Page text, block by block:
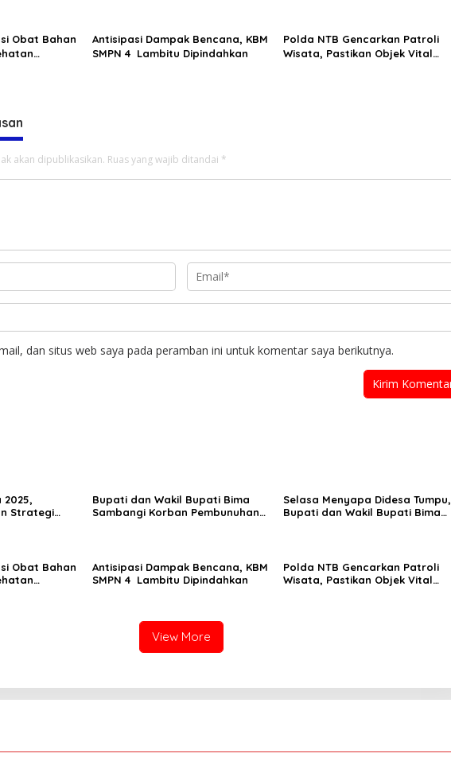
Obat Bahan
Antisipasi Dampak Bencana, KBM
SMPN 4 Lambitu Dipindahkan
Polda NTB Gencarkan Patroli
Wisata, Pastikan Objek Vital
akan dipublikasikan. Ruas yang wajib ditandai *
dan situs web saya pada peramban ini untuk komentar saya berikutnya.
2025,
Strategi
Bupati dan Wakil Bupati Bima
Sambangi Korban Pembunuhan
Selasa Menyapa Didesa Tumpu,
Bupati dan Wakil Bupati Bima
Obat Bahan
Antisipasi Dampak Bencana, KBM
SMPN 4 Lambitu Dipindahkan
Polda NTB Gencarkan Patroli
Wisata, Pastikan Objek Vital
View More